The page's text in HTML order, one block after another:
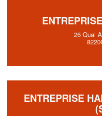
26 Quai
ENTREPRISE